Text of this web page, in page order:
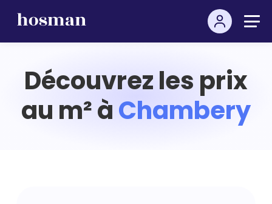
Découvrez les prix
au m² àChambery